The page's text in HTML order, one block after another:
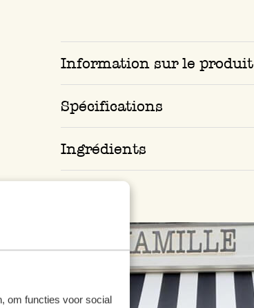
om functies voor social
Information sur le produit
Spécifications
Ingrédients